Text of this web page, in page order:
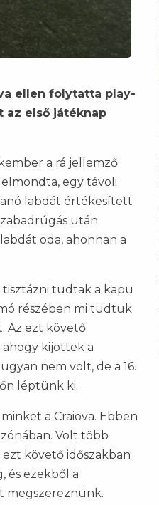
ellen folytatta play-
az első játéknap
a rá jellemző
egy távoli
labdát értékesített
után
oda, ahonnan a
tudtak a kapu
részében mi tudtuk
Az ezt követő
kijöttek a
nem volt, de a 16.
léptünk ki.
a Craiova. Ebben
Volt több
követő időszakban
és ezekből a
megszereznünk.